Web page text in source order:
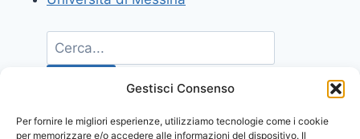
Gestisci Consenso
Per fornire le migliori esperienze, utilizziamo tecnologie come i cookie
per memorizzare e/o accedere alle informazioni del dispositivo. Il